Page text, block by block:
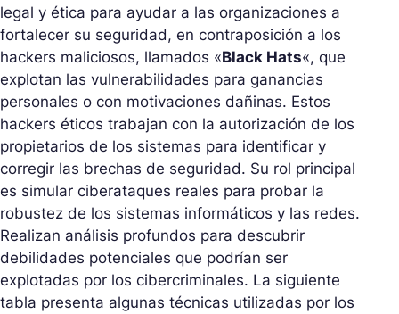
legal y ética para ayudar a las organizaciones a
fortalecer su seguridad, en contraposición a los
hackers maliciosos, llamados «Black Hats«, que
explotan las vulnerabilidades para ganancias
personales o con motivaciones dañinas. Estos
hackers éticos trabajan con la autorización de los
propietarios de los sistemas para identificar y
corregir las brechas de seguridad. Su rol principal
es simular ciberataques reales para probar la
robustez de los sistemas informáticos y las redes.
Realizan análisis profundos para descubrir
debilidades potenciales que podrían ser
explotadas por los cibercriminales. La siguiente
tabla presenta algunas técnicas utilizadas por los